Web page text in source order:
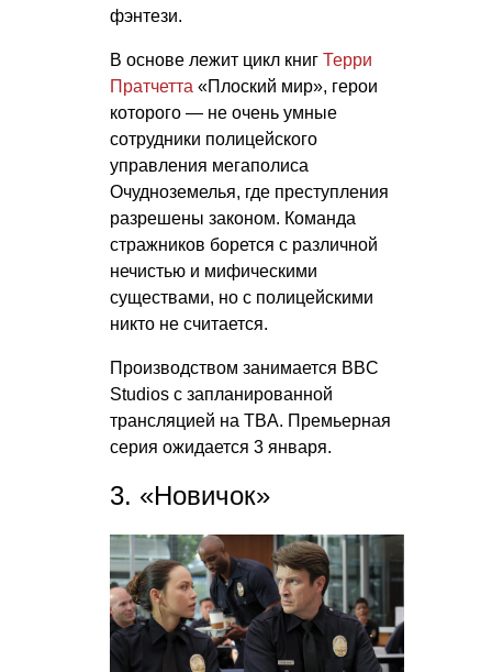
фэнтези.
В основе лежит цикл книг Терри
Пратчетта «Плоский мир», герои
которого — не очень умные
сотрудники полицейского
управления мегаполиса
Очудноземелья, где преступления
разрешены законом. Команда
стражников борется с различной
нечистью и мифическими
существами, но с полицейскими
никто не считается.
Производством занимается BBC
Studios с запланированной
трансляцией на TBA. Премьерная
серия ожидается 3 января.
3. «Новичок»